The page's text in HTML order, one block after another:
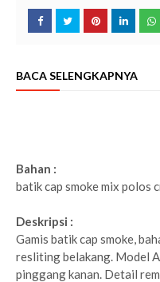
BACA SELENGKAPNYA
Bahan :
batik cap smoke mix polos
Deskripsi :
Gamis batik cap smoke,
resliting belakang. Model A
pinggang kanan. Detail